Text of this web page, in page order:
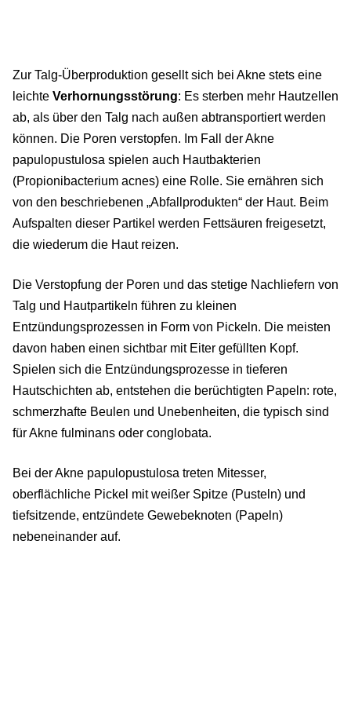
Zur Talg-Überproduktion gesellt sich bei Akne stets eine
leichte Verhornungsstörung: Es sterben mehr Hautzellen
ab, als über den Talg nach außen abtransportiert werden
können. Die Poren verstopfen. Im Fall der Akne
papulopustulosa spielen auch Hautbakterien
(Propionibacterium acnes) eine Rolle. Sie ernähren sich
von den beschriebenen „Abfallprodukten“ der Haut. Beim
Aufspalten dieser Partikel werden Fettsäuren freigesetzt,
die wiederum die Haut reizen.
Die Verstopfung der Poren und das stetige Nachliefern von
Talg und Hautpartikeln führen zu kleinen
Entzündungsprozessen in Form von Pickeln. Die meisten
davon haben einen sichtbar mit Eiter gefüllten Kopf.
Spielen sich die Entzündungsprozesse in tieferen
Hautschichten ab, entstehen die berüchtigten Papeln: rote,
schmerzhafte Beulen und Unebenheiten, die typisch sind
für Akne fulminans oder conglobata.
Bei der Akne papulopustulosa treten Mitesser,
oberflächliche Pickel mit weißer Spitze (Pusteln) und
tiefsitzende, entzündete Gewebeknoten (Papeln)
nebeneinander auf.